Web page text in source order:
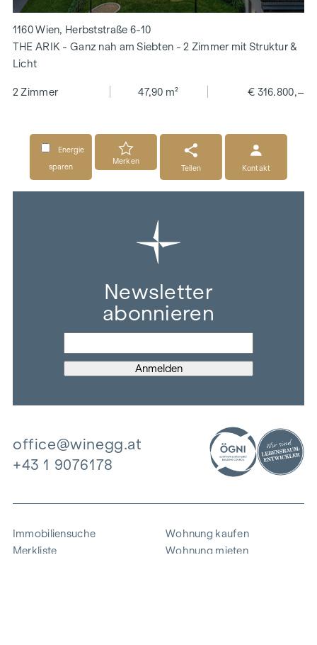
1160 Wien, Herbststraße 6-10
THE ARIK - Ganz nah am Siebten - 2 Zimmer mit Struktur &
Licht
2 Zimmer 47,90 m² € 316.800,–
Energie
sparen
Merken
Teilen
Kontakt
Newsletter
abonnieren
office@winegg.at
+43 1 9076178
Immobiliensuche
Merkliste
Wohnung kaufen
Wohnung mieten